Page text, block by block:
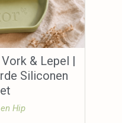
& Lepel |
Siliconen
Hip